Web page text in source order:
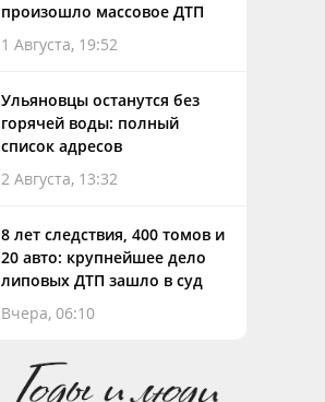
произошло массовое ДТП
1 Августа, 19:52
Ульяновцы останутся без
горячей воды: полный
список адресов
2 Августа, 13:32
8 лет следствия, 400 томов и
20 авто: крупнейшее дело
липовых ДТП зашло в суд
Вчера, 06:10